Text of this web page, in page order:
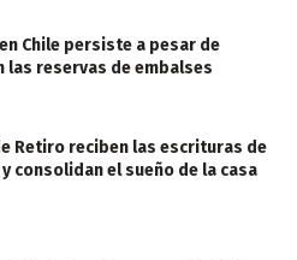
Chile persiste a pesar de
las reservas de embalses
Retiro reciben las escrituras de
consolidan el sueño de la casa